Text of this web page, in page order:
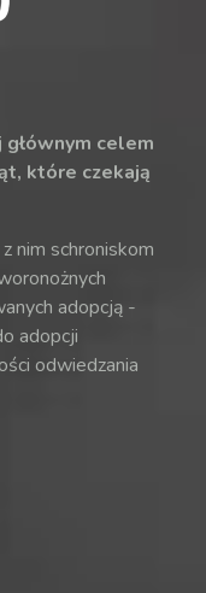
celem
które czekają
nim schroniskom
adopcją -
adopcji
odwiedzania